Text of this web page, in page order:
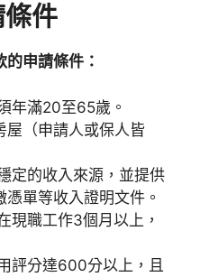
件
申請條件：
年滿20至65歲。
屋（申請人或保人皆
定的收入來源，並提供
單等收入證明文件。
現職工作3個月以上，
評分達600分以上，且